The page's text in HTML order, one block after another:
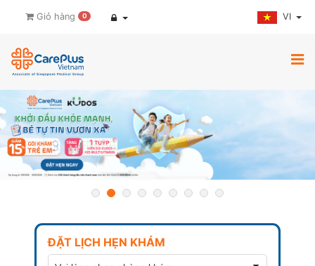
Giỏ hàng 0 VI
ĐẶT LỊCH HẸN KHÁM